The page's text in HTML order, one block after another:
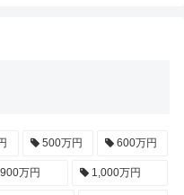
500万円 600万円
900万円 1,000万円